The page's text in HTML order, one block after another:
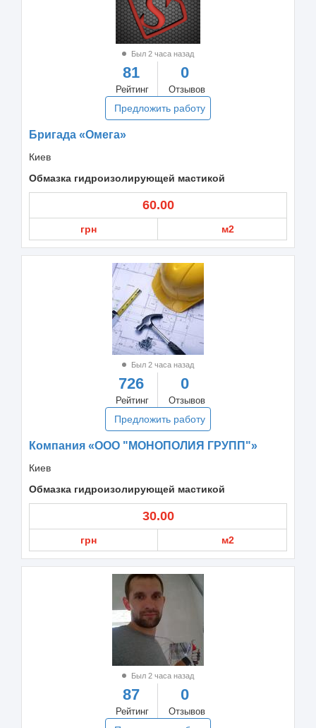
Был 2 часа назад
81
Рейтинг
0
Отзывов
Предложить работу
Бригада «Омега»
Киев
Обмазка гидроизолирующей мастикой
60.00
грн м2
Был 2 часа назад
726
Рейтинг
0
Отзывов
Предложить работу
Компания «ООО "МОНОПОЛИЯ ГРУПП"»
Киев
Обмазка гидроизолирующей мастикой
30.00
грн м2
Был 2 часа назад
87
Рейтинг
0
Отзывов